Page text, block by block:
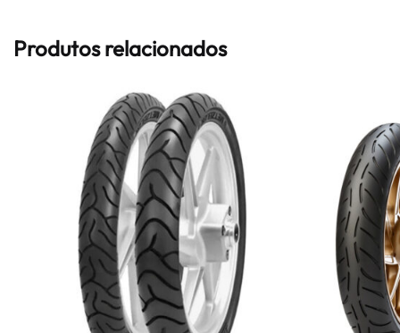
Produtos relacionados